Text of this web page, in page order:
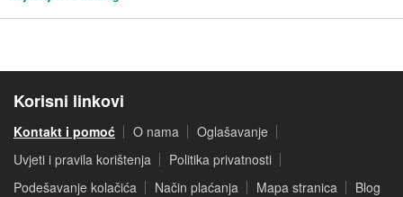
Korisni linkovi
Kontakt i pomoć O nama
Oglašavanje
Uvjeti i pravila korištenja
Politika privatnosti
Podešavanje kolačića
Način plaćanja Mapa stranica Blog